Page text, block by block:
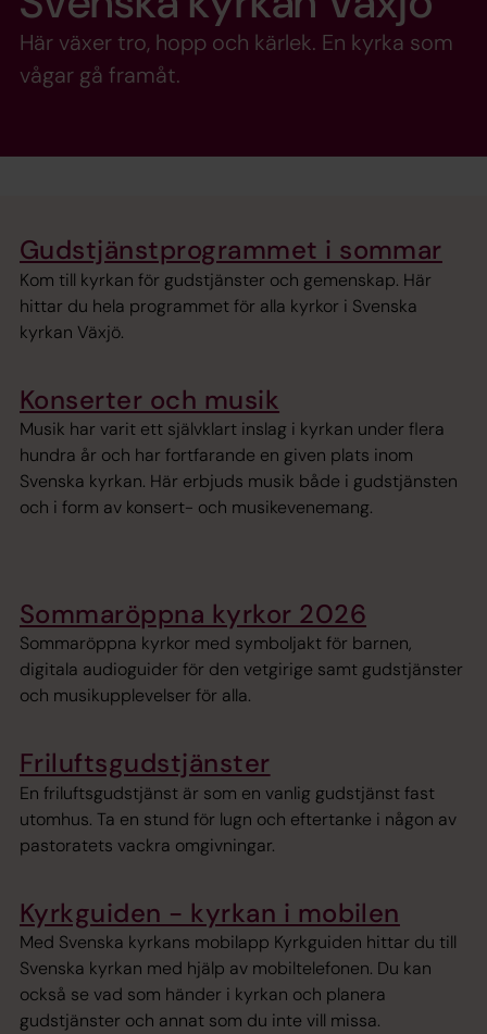
Här växer tro, hopp och kärlek. En kyrka som
vågar gå framåt.
Gudstjänstprogrammet i sommar
Kom till kyrkan för gudstjänster och gemenskap. Här
hittar du hela programmet för alla kyrkor i Svenska
kyrkan Växjö.
Konserter och musik
Musik har varit ett självklart inslag i kyrkan under flera
hundra år och har fortfarande en given plats inom
Svenska kyrkan. Här erbjuds musik både i gudstjänsten
och i form av konsert- och musikevenemang.
Sommaröppna kyrkor 2026
Sommaröppna kyrkor med symboljakt för barnen,
digitala audioguider för den vetgirige samt gudstjänster
och musikupplevelser för alla.
Friluftsgudstjänster
En friluftsgudstjänst är som en vanlig gudstjänst fast
utomhus. Ta en stund för lugn och eftertanke i någon av
pastoratets vackra omgivningar.
Kyrkguiden - kyrkan i mobilen
Med Svenska kyrkans mobilapp Kyrkguiden hittar du till
Svenska kyrkan med hjälp av mobiltelefonen. Du kan
också se vad som händer i kyrkan och planera
gudstjänster och annat som du inte vill missa.